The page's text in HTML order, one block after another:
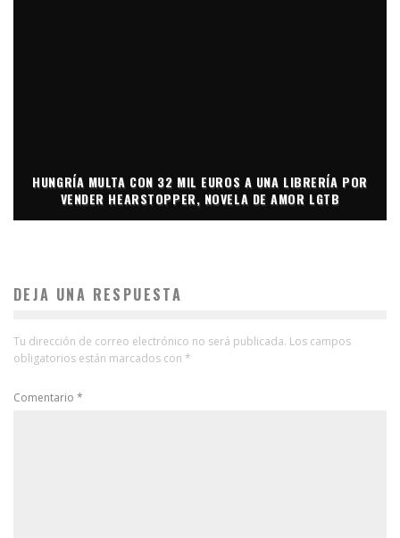
HUNGRÍA MULTA CON 32 MIL EUROS A UNA LIBRERÍA POR
VENDER HEARSTOPPER, NOVELA DE AMOR LGTB
DEJA UNA RESPUESTA
Tu dirección de correo electrónico no será publicada. Los campos
obligatorios están marcados con *
Comentario *